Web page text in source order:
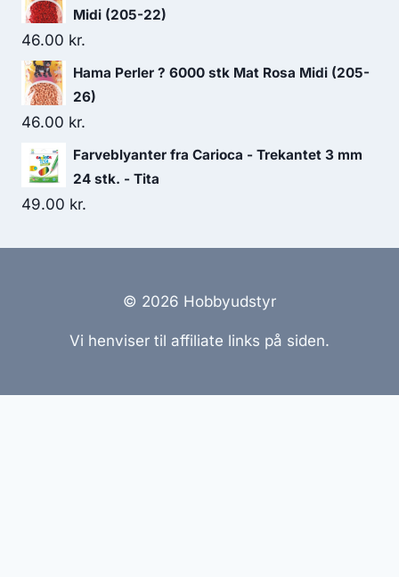
Midi (205-22)
46.00 kr.
Hama Perler ? 6000 stk Mat Rosa Midi (205-
26)
46.00 kr.
Farveblyanter fra Carioca - Trekantet 3 mm
24 stk. - Tita
49.00 kr.
© 2026 Hobbyudstyr
Vi henviser til affiliate links på siden.